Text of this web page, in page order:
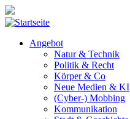
Skip to main content
Angebot
Natur & Technik
Politik & Recht
Körper & Co
Neue Medien & KI
(Cyber-) Mobbing
Kommunikation